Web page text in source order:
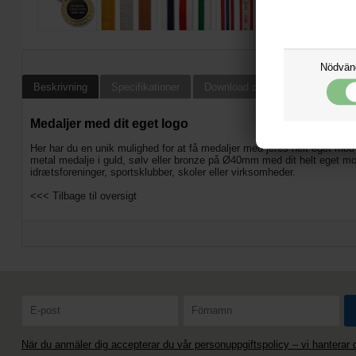
Beskrivning Specifikationer Download design instruktioner
Medaljer med dit eget logo
Her har du en unik mulighed for at få medaljer med jeres helt eget
metal medalje i guld, sølv eller bronze på Ø40mm med dit helt eget
idrætsforeninger, sportsklubber, skoler eller virksomheder.
<<< Tilbage til oversigt
När du anmäler dig accepterar du vår personuppgiftspolicy – vi hanterar